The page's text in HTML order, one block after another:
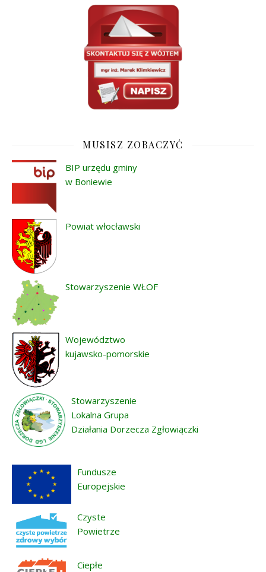
MUSISZ ZOBACZYĆ
BIP urzędu gminy
w Boniewie
Powiat włocławski
Stowarzyszenie WŁOF
Województwo
kujawsko-pomorskie
Stowarzyszenie
Lokalna Grupa
Działania Dorzecza Zgłowiączki
Fundusze
Europejskie
Czyste
Powietrze
Ciepłe